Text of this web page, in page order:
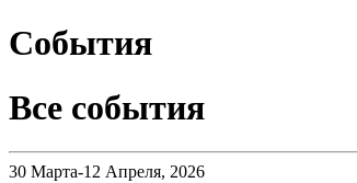
События
Все события
30 Марта-12 Апреля, 2026